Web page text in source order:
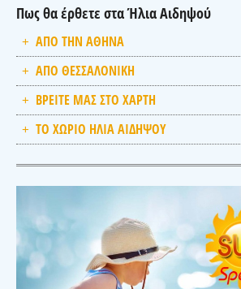
Πως θα έρθετε στα Ήλια Αιδηψού
ΑΠΟ ΤΗΝ ΑΘΗΝΑ
ΑΠΟ ΘΕΣΣΑΛΟΝΙΚΗ
ΒΡΕΙΤΕ ΜΑΣ ΣΤΟ ΧΑΡΤΗ
ΤΟ ΧΩΡΙΟ ΗΛΙΑ ΑΙΔΗΨΟΥ